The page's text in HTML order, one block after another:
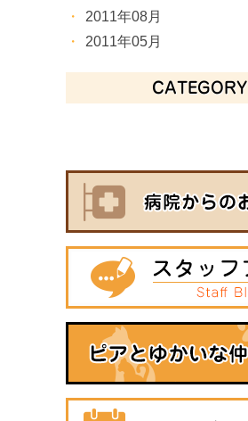
2011年08月
2011年05月
CATEGORY